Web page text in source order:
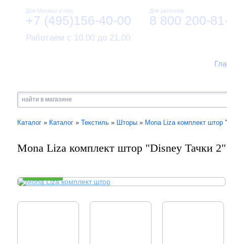
Для Москвы и обл.
+7 (495)156-40-00
Для регионов
8 800 200-
Работаем с 10.00 до 21.00
Каталог» Каталог» Текстиль» Шторы» Mona Liza комплект штор
Mona Liza комплект штор "Disney Тачки 2"